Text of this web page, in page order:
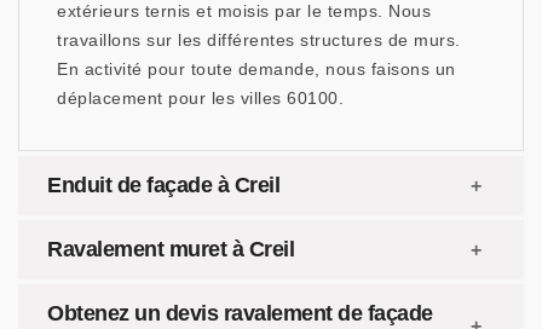
extérieurs ternis et moisis par le temps. Nous
travaillons sur les différentes structures de murs.
En activité pour toute demande, nous faisons un
déplacement pour les villes 60100.
Enduit de façade à Creil
Ravalement muret à Creil
Obtenez un devis ravalement de façade